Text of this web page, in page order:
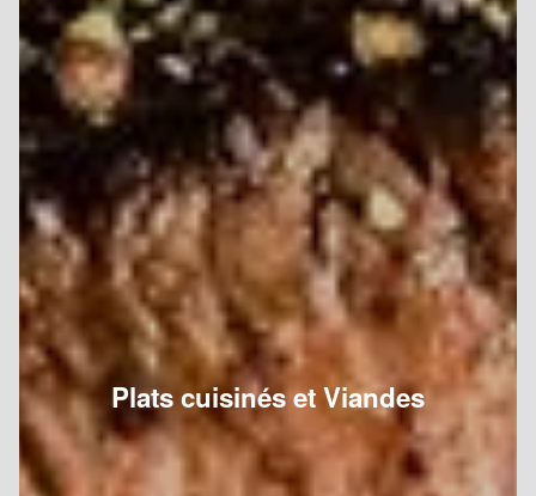
Plats cuisinés et Viandes